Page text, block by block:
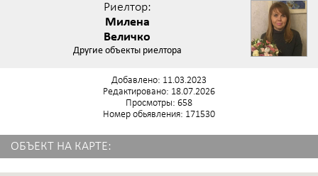
Риелтор:
Милена
Величко
Другие объекты риелтора
Добавлено: 11.03.2023
Редактировано: 18.07.2026
Просмотры: 658
Номер обьявления: 171530
ОБЪЕКТ НА КАРТЕ: